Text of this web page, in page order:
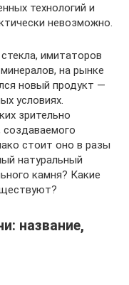
технологий и
невозможно.
имитаторов
на рынке
новый продукт —
условиях.
зрительно
создаваемого
стоит оно в разы
натуральный
камня? Какие
название,